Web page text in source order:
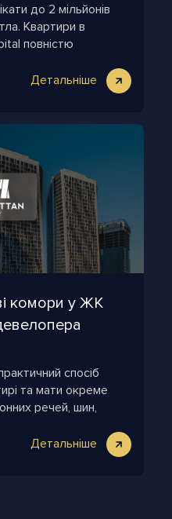
до 2 мільйонів
Квартири в
повністю
Детальніше
комори у ЖК
спосіб
та мати окреме
речей, шин,
Детальніше